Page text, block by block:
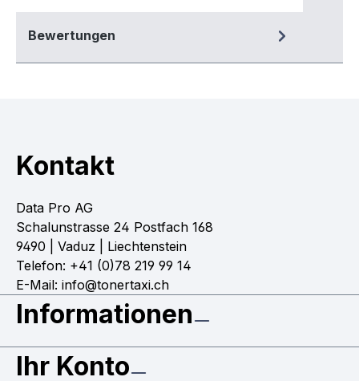
Bewertungen
Kontakt
Data Pro AG
Schalunstrasse 24 Postfach 168
9490 | Vaduz | Liechtenstein
Telefon: +41 (0)78 219 99 14
E-Mail: info@tonertaxi.ch
Informationen
Ihr Konto